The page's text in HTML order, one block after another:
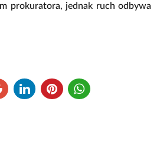
prokuratora, jednak ruch odbywa